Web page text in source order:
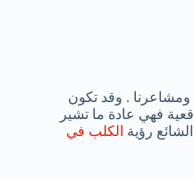
ومشاعرنا . وقد تكون
فهي عادة ما تشير
رؤية الكلب في